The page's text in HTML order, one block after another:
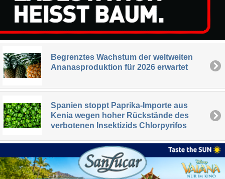
Begrenztes Wachstum der weltweiten
Ananasproduktion für 2026 erwartet
Spanien stoppt Paprika-Importe aus
Kenia wegen hoher Rückstände des
verbotenen Insektizids Chlorpyrifos